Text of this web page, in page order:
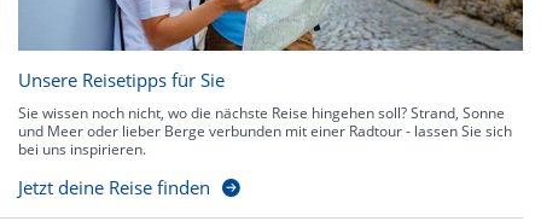
Unsere Reisetipps für Sie
Sie wissen noch nicht, wo die nächste Reise hingehen soll? Strand, Sonne
und Meer oder lieber Berge verbunden mit einer Radtour - lassen Sie sich
bei uns inspirieren.
Jetzt deine Reise finden